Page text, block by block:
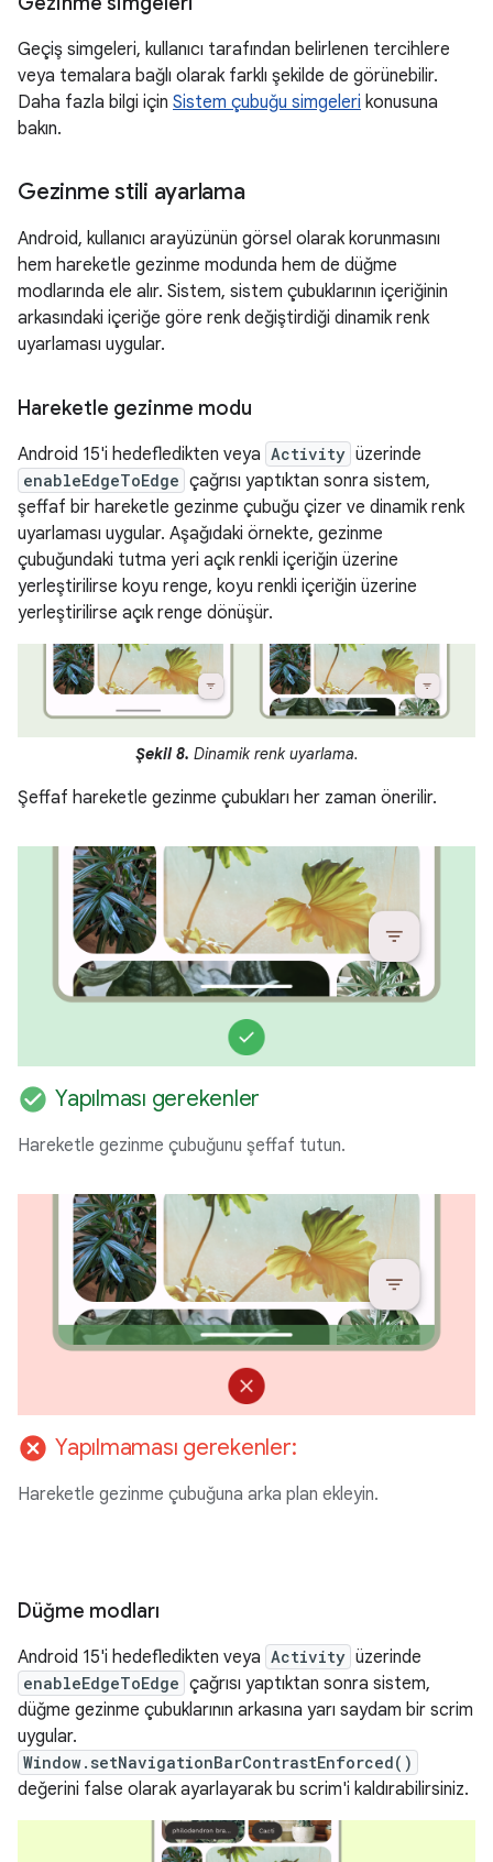
Geçiş simgeleri, kullanıcı tarafından belirlenen tercihlere
veya temalara bağlı olarak farklı şekilde de görünebilir.
Daha fazla bilgi için Sistem çubuğu simgeleri konusuna
bakın.
Gezinme stili ayarlama
Android, kullanıcı arayüzünün görsel olarak korunmasını
hem hareketle gezinme modunda hem de düğme
modlarında ele alır. Sistem, sistem çubuklarının içeriğinin
arkasındaki içeriğe göre renk değiştirdiği dinamik renk
uyarlaması uygular.
Hareketle gezinme modu
Android 15'i hedefledikten veya Activity üzerinde
enableEdgeToEdge çağrısı yaptıktan sonra sistem,
şeffaf bir hareketle gezinme çubuğu çizer ve dinamik renk
uyarlaması uygular. Aşağıdaki örnekte, gezinme
çubuğundaki tutma yeri açık renkli içeriğin üzerine
yerleştirilirse koyu renge, koyu renkli içeriğin üzerine
yerleştirilirse açık renge dönüşür.
Şekil 8. Dinamik renk uyarlama.
Şeffaf hareketle gezinme çubukları her zaman önerilir.
check_circle Yapılması gerekenler
Hareketle gezinme çubuğunu şeffaf tutun.
cancel Yapılmaması gerekenler:
Hareketle gezinme çubuğuna arka plan ekleyin.
Düğme modları
Android 15'i hedefledikten veya Activity üzerinde
enableEdgeToEdge çağrısı yaptıktan sonra sistem,
düğme gezinme çubuklarının arkasına yarı saydam bir scrim
uygular.
Window.setNavigationBarContrastEnforced()
değerini false olarak ayarlayarak bu scrim'i kaldırabilirsiniz.